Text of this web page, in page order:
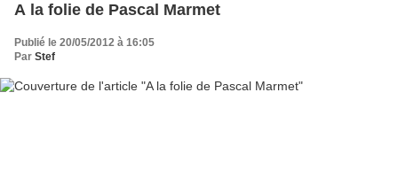
A la folie de Pascal Marmet
Publié le 20/05/2012 à 16:05
Par Stef